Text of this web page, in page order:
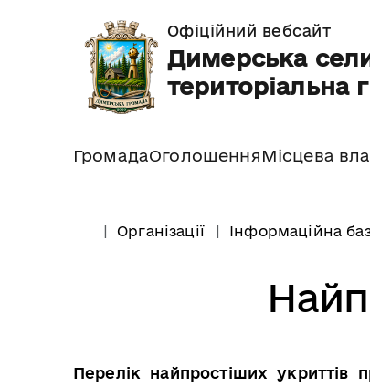
Офіційний вебсайт
Димерська
територіальна
ГромадаОголошення Місцева
Організації Інформаційна
Перелік найпростіших